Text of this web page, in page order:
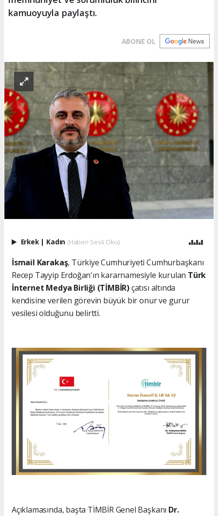
kamuoyuyla paylaştı.
ABONE OL
Erkek | Kadın (Haberi Sesli Oku)
İsmail Karakaş, Türkiye Cumhuriyeti Cumhurbaşkanı
Recep Tayyip Erdoğan'ın kararnamesiyle kurulan Türk
İnternet Medya Birliği (TİMBİR)çatısı altında
kendisine verilen görevin büyük bir onur ve gurur
vesilesi olduğunu belirtti.
Açıklamasında, başta TİMBİR Genel Başkanı Dr.